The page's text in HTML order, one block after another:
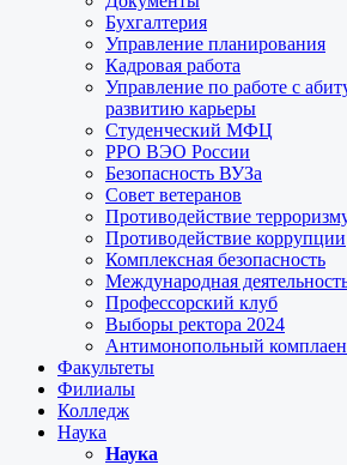
Бухгалтерия
Управление планирования
Кадровая работа
Управление по работе с
развитию карьеры
Студенческий МФЦ
РРО ВЭО России
Безопасность ВУЗа
Совет ветеранов
Противодействие
Противодействие коррупции
Комплексная безопасность
Международная
Профессорский клуб
Выборы ректора 2024
Антимонопольный
Факультеты
Филиалы
Колледж
Наука
Наука